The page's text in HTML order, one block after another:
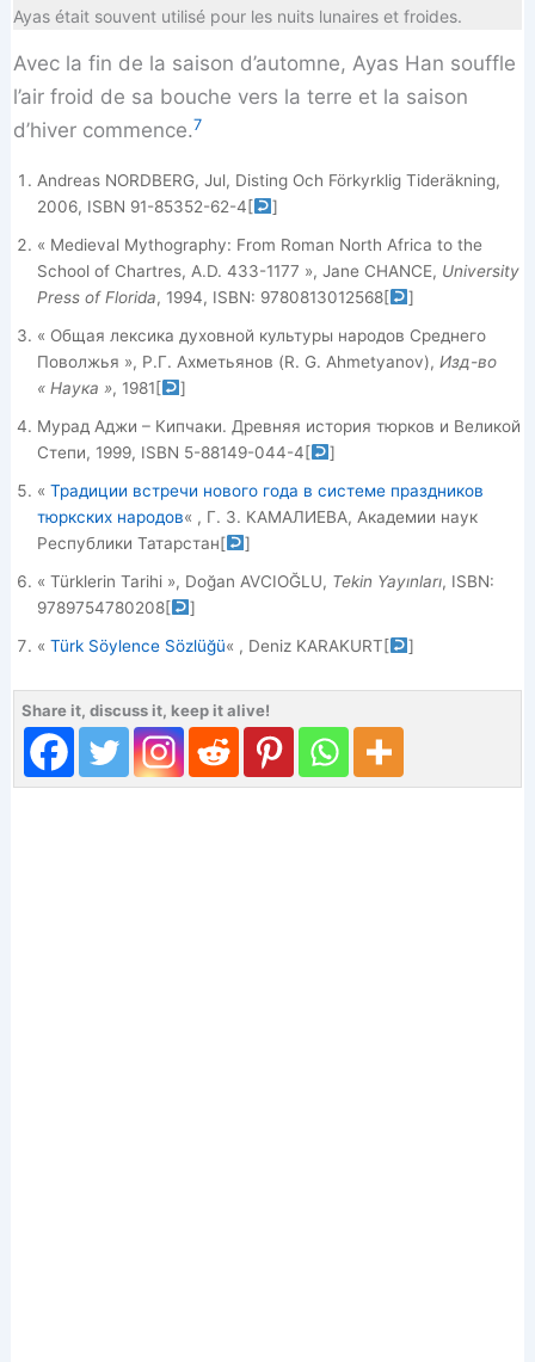
Ayas était souvent utilisé pour les nuits lunaires et froides.
Avec la fin de la saison d’automne, Ayas Han souffle
l’air froid de sa bouche vers la terre et la saison
d’hiver commence.7
Andreas NORDBERG, Jul, Disting Och Förkyrklig Tideräkning,
2006, ISBN 91-85352-62-4[
]
« Medieval Mythography: From Roman North Africa to the
School of Chartres, A.D. 433-1177 », Jane CHANCE, University
Press of Florida, 1994, ISBN: 9780813012568[
]
« Общая лексика духовной культуры народов Среднего
Поволжья », Р.Г. Ахметьянов (R. G. Ahmetyanov),Изд-во
« Наука », 1981[
]
Мурад Аджи – Кипчаки. Древняя история тюрков и Великой
Степи, 1999, ISBN 5-88149-044-4[
]
«Традиции встречи нового года в системе праздников
тюркских народов« , Г. З. КАМАЛИЕВА, Академии наук
Республики Татарстан[
]
« Türklerin Tarihi », Doğan AVCIOĞLU, Tekin Yayınları, ISBN:
9789754780208[
]
«Türk Söylence Sözlüğü« , Deniz KARAKURT[ ]
Share it, discuss it, keep it alive!